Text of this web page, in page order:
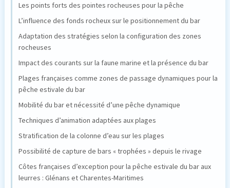
Les points forts des pointes rocheuses pour la pêche
L’influence des fonds rocheux sur le positionnement du bar
Adaptation des stratégies selon la configuration des zones
rocheuses
Impact des courants sur la faune marine et la présence du bar
Plages françaises comme zones de passage dynamiques pour la
pêche estivale du bar
Mobilité du bar et nécessité d’une pêche dynamique
Techniques d’animation adaptées aux plages
Stratification de la colonne d’eau sur les plages
Possibilité de capture de bars « trophées » depuis le rivage
Côtes françaises d’exception pour la pêche estivale du bar aux
leurres : Glénans et Charentes-Maritimes